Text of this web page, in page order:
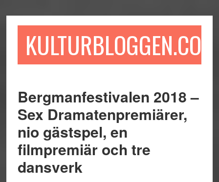
till
till
sidofältet
till
KULTURBLOGGEN.COM
Bergmanfestivalen 2018 –
Sex Dramatenpremiärer,
nio gästspel, en
filmpremiär och tre
dansverk